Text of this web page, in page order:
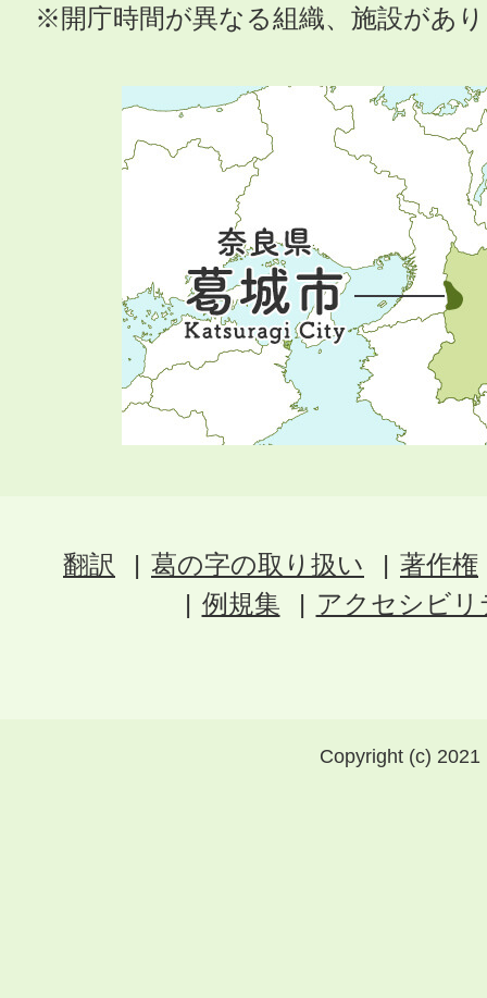
※開庁時間が異なる組織、施設があ
翻訳 葛の字の取り扱い
著作権
例規集
アクセシビ
Copyright (c)